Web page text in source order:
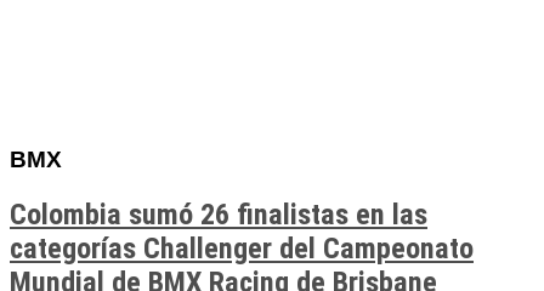
BMX
Colombia sumó 26 finalistas en las
categorías Challenger del Campeonato
Mundial de BMX Racing de Brisbane